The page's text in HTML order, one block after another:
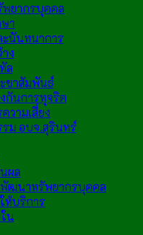
ยากรบุคคล
า
นันทนาการ
ง
ล
ชาสัมพันธ์
กันการทุจริต
วามเสี่ยง
ม อบจ.สุรินทร์
ผล
ฒนาทรัพยากรบุคคล
ห้บริการ
น